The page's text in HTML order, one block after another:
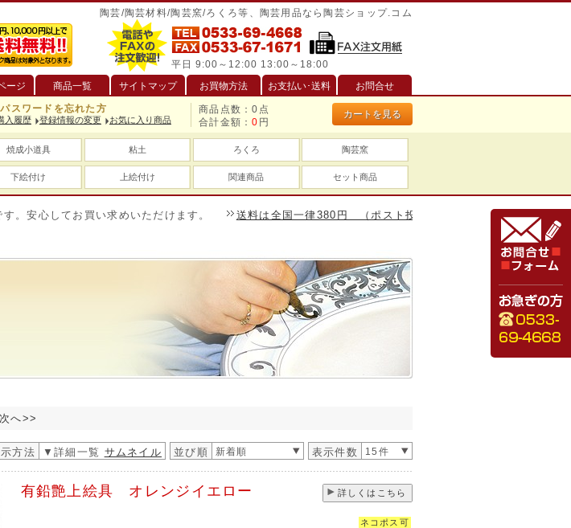
陶芸/陶芸材料/陶芸窯/ろくろ等、陶芸用品なら陶芸ショップ.コム
平日 9:00～12:00 13:00～18:00
ージ
商品一覧 サイトマップ お買物方法 お支払い･送料 お問合せ
スワードを忘れた方
入履歴 登録情報の変更 お気に入り商品
商品点数：0 点
合計金額：0 円
カートを見る
焼成小道具 粘土 ろくろ 陶芸窯
下絵付け 上絵付け 関連商品 セット商品
してお買い求めいただけます。
送料は全国一律380円 （ポスト投函は240円）、一万円以上のお買い
次へ>>
方法 ▼詳細一覧 サムネイル 並び順 新着順 表示件数 15件
有鉛艶上絵具 オレンジイエロー 詳しくはこちら
ネコポス可